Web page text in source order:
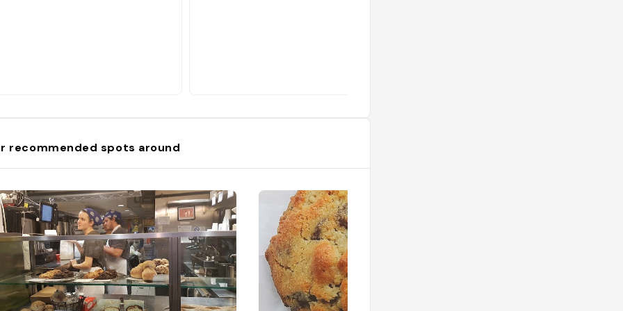
recommended spots around